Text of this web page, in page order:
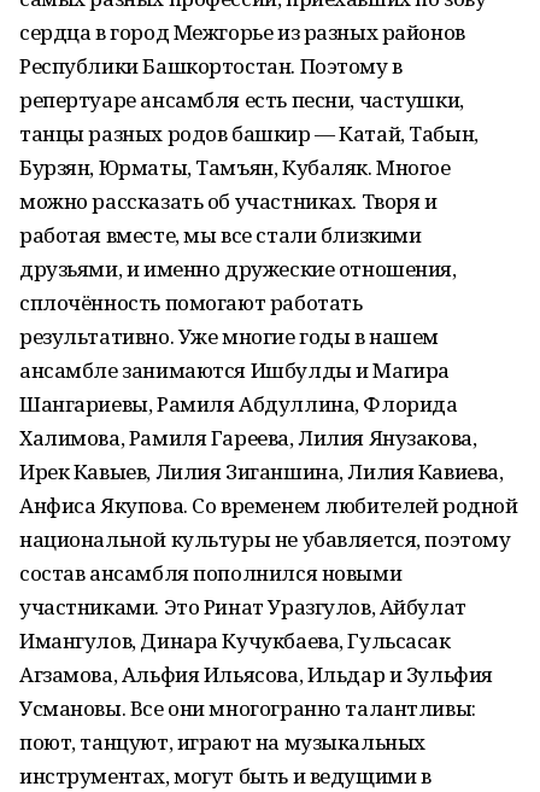
сердца в город Межгорье из разных районов
Республики Башкортостан. Поэтому в
репертуаре ансамбля есть песни, частушки,
танцы разных родов башкир — Катай, Табын,
Бурзян, Юрматы, Тамъян, Кубаляк. Многое
можно рассказать об участниках. Творя и
работая вместе, мы все стали близкими
друзьями, и именно дружеские отношения,
сплочённость помогают работать
результативно. Уже многие годы в нашем
ансамбле занимаются Ишбулды и Магира
Шангариевы, Рамиля Абдуллина, Флорида
Халимова, Рамиля Гареева, Лилия Янузакова,
Ирек Кавыев, Лилия Зиганшина, Лилия Кавиева,
Анфиса Якупова. Со временем любителей родной
национальной культуры не убавляется, поэтому
состав ансамбля пополнился новыми
участниками. Это Ринат Уразгулов, Айбулат
Имангулов, Динара Кучукбаева, Гульсасак
Агзамова, Альфия Ильясова, Ильдар и Зульфия
Усмановы. Все они многогранно талантливы:
поют, танцуют, играют на музыкальных
инструментах, могут быть и ведущими в